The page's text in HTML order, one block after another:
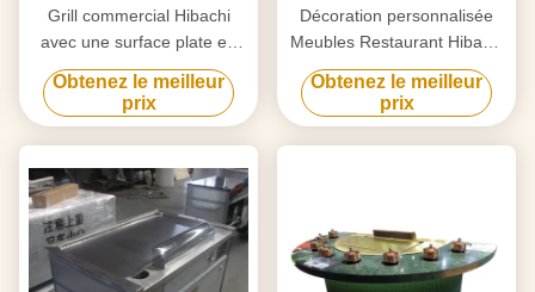
Grill commercial Hibachi
avec une surface plate en
acier allié personnalisé
Obtenez le meilleur
prix
Décoration personnalisée
Meubles Restaurant Hibachi
Grill Plage de température
50-300C
Obtenez le meilleur
prix